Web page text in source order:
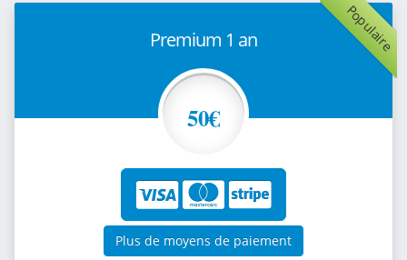
Populaire
Premium 1 an
50€
Plus de moyens de paiement